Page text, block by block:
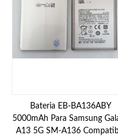
Bateria EB-BA136ABY
5000mAh Para Samsung
A13 5G SM-A136